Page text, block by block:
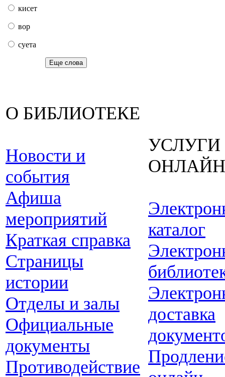
кисет
вор
суета
Еще слова
О БИБЛИОТЕКЕ
Новости и
события
Афиша
мероприятий
Краткая справка
Страницы
истории
Отделы и залы
Официальные
документы
Противодействие
УСЛУГИ
ОНЛАЙН
каталог
доставка